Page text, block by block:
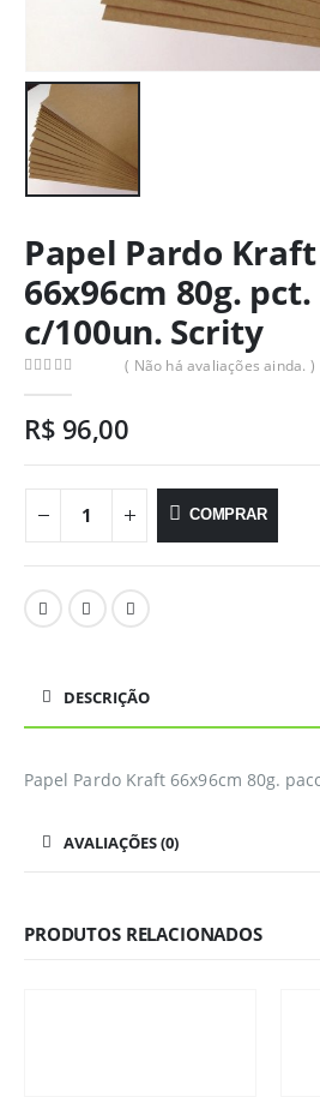
Papel Pardo Kraft
66x96cm 80g. pct.
c/100un. Scrity
( Não há avaliações ainda. )
R$ 96,00
COMPRAR
DESCRIÇÃO
Papel Pardo Kraft 66x96cm 80g.
AVALIAÇÕES (0)
PRODUTOS RELACIONADOS